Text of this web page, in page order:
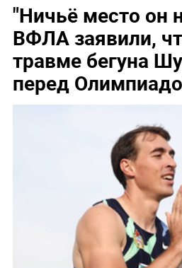
"Ничьё место он
ВФЛА заявили,
травме бегуна
перед